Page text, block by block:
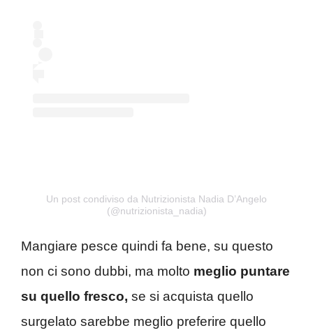
Un post condiviso da Nutrizionista Nadia D’Angelo
(@nutrizionista_nadia)
Mangiare pesce quindi fa bene, su questo
non ci sono dubbi, ma molto meglio puntare
su quello fresco, se si acquista quello
surgelato sarebbe meglio preferire quello